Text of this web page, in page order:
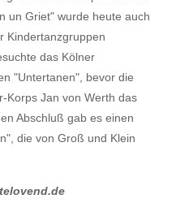
un Griet" wurde heute auch
Kindertanzgruppen
das Kölner
"Untertanen", bevor die
Korps Jan von Werth das
Abschluß gab es einen
die von Groß und Klein